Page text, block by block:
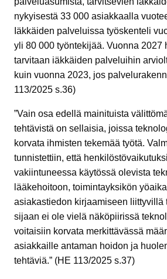
nykyisestä 33 000 asiakkaalla
Iäkkäiden palveluissa työskenteli
yli 80 000 työntekijää. Vuonna 2027
tarvitaan iäkkäiden palveluihin
kuin vuonna 2023, jos
113/2025 s.36)
”Vain osa edellä mainituista
tehtävistä on sellaisia, joissa
korvata ihmisten tekemää työtä.
tunnistettiin, että
vakiintuneessa käytössä olevista
lääkehoitoon, toimintayksikön
asiakastiedon kirjaamiseen liittyvillä
sijaan ei ole vielä näköpiirissä
voitaisiin korvata merkittävässä
asiakkaille antaman hoidon ja
tehtäviä.” (HE 113/2025 s.37)